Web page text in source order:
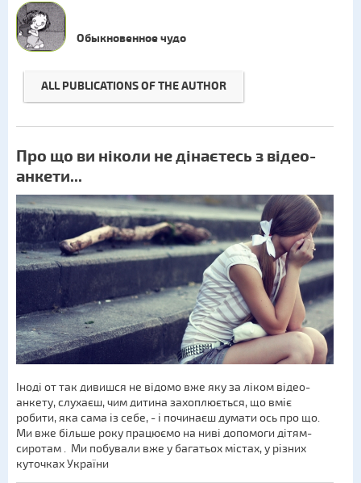
Обыкновенное чудо
ALL PUBLICATIONS OF THE AUTHOR
Про що ви ніколи не дінаєтесь з відео-
анкети...
Іноді от так дивишся не відомо вже яку за ліком відео-
анкету, слухаєш, чим дитина захоплюється, що вміє
робити, яка сама із себе, - і починаєш думати ось про що.
Ми вже більше року працюємо на ниві допомоги дітям-
сиротам . Ми побували вже у багатьох містах, у різних
куточках України